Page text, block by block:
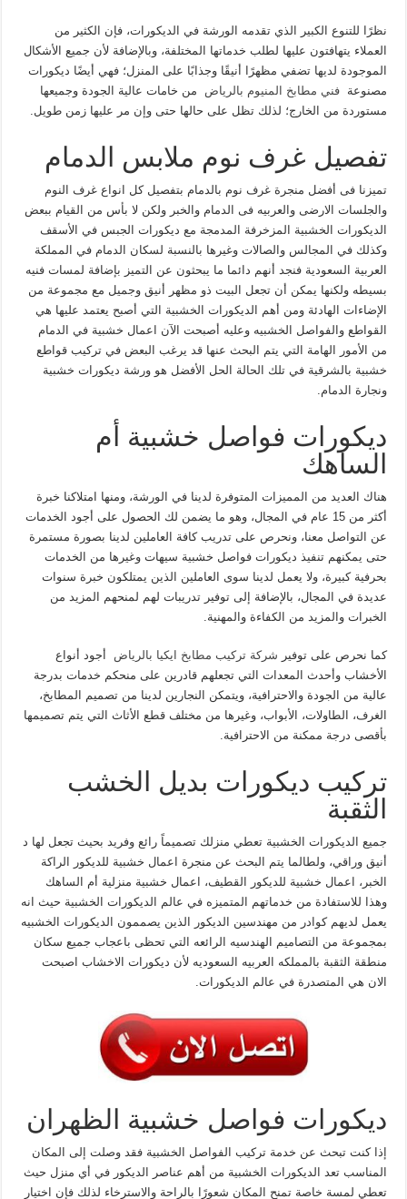
نظرًا للتنوع الكبير الذي تقدمه الورشة في الديكورات، فإن الكثير من
العملاء يتهافتون عليها لطلب خدماتها المختلفة، وبالإضافة لأن جميع الأشكال
الموجودة لديها تضفي مظهرًا أنيقًا وجذابًا على المنزل؛ فهي أيضًا ديكورات
مصنوعةفني مطابخ المنيوم بالرياض من خامات عالية الجودة وجميعها
مستوردة من الخارج؛ لذلك تظل على حالها حتى وإن مر عليها زمن طويل.
تفصيل غرف نوم ملابس الدمام
تميزنا فى أفضل منجرة غرف نوم بالدمام بتفصيل كل انواع غرف النوم
والجلسات الارضى والعربيه فى الدمام والخبر ولكن لا بأس من القيام ببعض
الديكورات الخشبية المزخرفة المدمجة مع ديكورات الجبس في الأسقف
وكذلك في المجالس والصالات وغيرها بالنسبة لسكان الدمام في المملكة
العربية السعودية فنجد أنهم دائما ما يبحثون عن التميز بإضافة لمسات فنيه
بسيطه ولكنها يمكن أن تجعل البيت ذو مظهر أنيق وجميل مع مجموعة من
الإضاءات الهادئة ومن أهم الديكورات الخشبية التي أصبح يعتمد عليها هي
القواطع والفواصل الخشبيه وعليه أصبحت الآن اعمال خشبية في الدمام
من الأمور الهامة التي يتم البحث عنها قد يرغب البعض في تركيب قواطع
خشبية بالشرقية في تلك الحالة الحل الأفضل هو ورشة ديكورات خشبية
ونجارة الدمام.
ديكورات فواصل خشبية أم
الساهك
هناك العديد من المميزات المتوفرة لدينا في الورشة، ومنها امتلاكنا خبرة
أكثر من 15 عام في المجال، وهو ما يضمن لك الحصول على أجود الخدمات
عن التواصل معنا، ونحرص على تدريب كافة العاملين لدينا بصورة مستمرة
حتى يمكنهم تنفيذ ديكورات فواصل خشبية سيهات وغيرها من الخدمات
بحرفية كبيرة، ولا يعمل لدينا سوى العاملين الذين يمتلكون خبرة سنوات
عديدة في المجال، بالإضافة إلى توفير تدريبات لهم لمنحهم المزيد من
الخبرات والمزيد من الكفاءة والمهنية.
كما نحرص على توفير شركة تركيب مطابخ ايكيا بالرياض أجود أنواع
الأخشاب وأحدث المعدات التي تجعلهم قادرين على منحكم خدمات بدرجة
عالية من الجودة والاحترافية، ويتمكن النجارين لدينا من تصميم المطابخ،
الغرف، الطاولات، الأبواب، وغيرها من مختلف قطع الأثاث التي يتم تصميمها
بأقصى درجة ممكنة من الاحترافية.
تركيب ديكورات بديل الخشب
الثقبة
جميع الديكورات الخشبية تعطي منزلك تصميماً رائع وفريد بحيث تجعل لها د
أنيق وراقي، ولطالما يتم البحث عن منجرة اعمال خشبية للديكور الراكة
الخبر، اعمال خشبية للديكور القطيف، اعمال خشبية منزلية أم الساهك
وهذا للاستفادة من خدماتهم المتميزه في عالم الديكورات الخشبية حيث انه
يعمل لديهم كوادر من مهندسين الديكور الذين يصممون الديكورات الخشبيه
بمجموعة من التصاميم الهندسيه الرائعه التي تحظى باعجاب جميع سكان
منطقة الثقبة بالمملكه العربيه السعوديه لأن ديكورات الاخشاب اصبحت
الان هي المتصدرة في عالم الديكورات.
ديكورات فواصل خشبية الظهران
إذا كنت تبحث عن خدمة تركيب الفواصل الخشبية فقد وصلت إلى المكان
المناسب تعد الديكورات الخشبية من أهم عناصر الديكور في أي منزل حيث
تعطي لمسة خاصة تمنح المكان شعورًا بالراحة والاسترخاء لذلك فإن اختيار